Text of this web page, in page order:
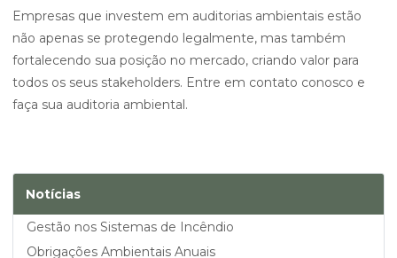
Empresas que investem em auditorias ambientais estão
não apenas se protegendo legalmente, mas também
fortalecendo sua posição no mercado, criando valor para
todos os seus stakeholders. Entre em contato conosco e
faça sua auditoria ambiental.
Notícias
Gestão nos Sistemas de Incêndio
Obrigações Ambientais Anuais